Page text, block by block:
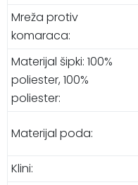
Mreža protiv
komaraca:
Materijal šipki: 100%
poliester, 100%
poliester:
Materijal poda:
Klini: